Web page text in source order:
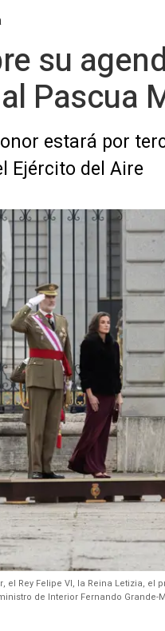
su
Pascua
estará por
Ejército del Aire
el Rey Felipe VI, la Reina Letizia,
de Interior Fernando